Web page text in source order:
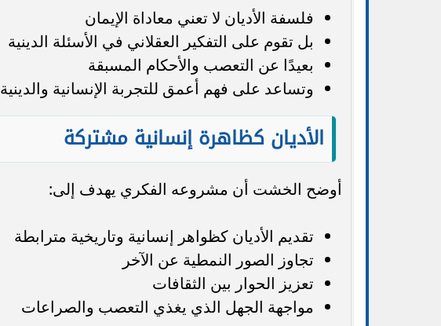
فلسفة الأديان لا تعني معاداة الإيمان
بل تقوم على التفكير العقلاني في الأسئلة الدينية
بعيدًا عن التعصب والأحكام المسبقة
وتساعد على فهم أعمق للتجربة الإنسانية والدينية
الأديان كظاهرة إنسانية مشتركة
أوضح الخشت أن مشروعه الفكري يهدف إلى:
تقديم الأديان كظواهر إنسانية وتاريخية مترابطة
تجاوز الصور النمطية عن الآخر
تعزيز الحوار بين الثقافات
مواجهة الجهل الذي يغذي التعصب والصراعات